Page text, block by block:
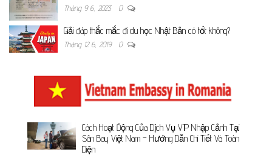
Tháng 9 6, 2023 0
Giải đáp thắc mắc đi du học Nhật Bản có tốt không?
Tháng 12 6, 2019 0
Cách Hoạt Động Của Dịch Vụ VIP Nhập Cảnh Tại
Sân Bay Việt Nam – Hướng Dẫn Chi Tiết Và Toàn
Diện